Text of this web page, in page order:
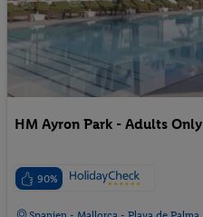
HM Ayron Park - Adults Only
90%